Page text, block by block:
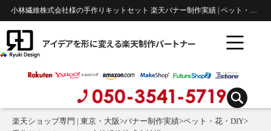
小林繊維株式会社様の手作りキットセット 楽天バナー制作実績 | ペット・花・DIY
アイデアを形に変える楽天制作パートナー
楽天ショップ専門 | 東京・大阪>バナー制作実績>ペット・花・DIY>